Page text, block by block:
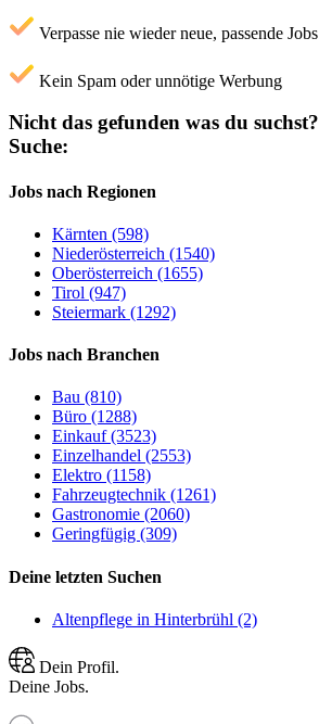
Verpasse nie wieder neue, passende Jobs
Kein Spam oder unnötige Werbung
Nicht das gefunden was du suchst?
Suche:
Jobs nach Regionen
Kärnten (598)
Niederösterreich (1540)
Oberösterreich (1655)
Tirol (947)
Steiermark (1292)
Jobs nach Branchen
Bau (810)
Büro (1288)
Einkauf (3523)
Einzelhandel (2553)
Elektro (1158)
Fahrzeugtechnik (1261)
Gastronomie (2060)
Geringfügig (309)
Deine letzten Suchen
Altenpflege in Hinterbrühl (2)
Dein Profil.
Deine Jobs.